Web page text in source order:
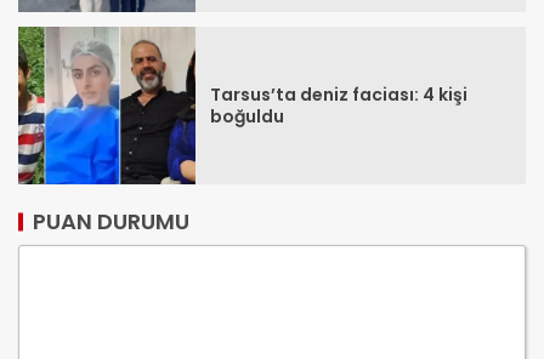
Tarsus’ta deniz faciası: 4 kişi
boğuldu
PUAN DURUMU